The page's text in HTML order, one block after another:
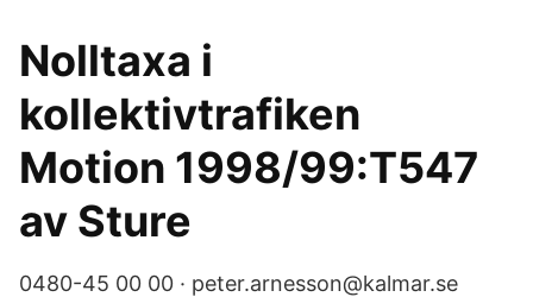
Nolltaxa i
kollektivtrafiken
Motion 1998/99:T547
av Sture
0480-45 00 00 · peter.arnesson@kalmar.se